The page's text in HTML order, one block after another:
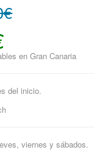
en Gran Canaria
del inicio.
viernes y sábados.